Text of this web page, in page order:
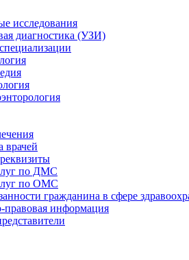
исследования
диагностика (УЗИ)
врачей
по ДМС
по ОМС
гражданина в сфере
информация